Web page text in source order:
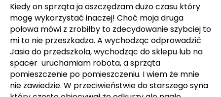
Kiedy on sprząta ja oszczędzam dużo czasu który
mogę wykorzystać inaczej! Choć moja druga
połowa mówi z zrobiłby to zdecydowanie szybciej to
mi to nie przeszkadza. A wychodząc odprowadzić
Jasia do przedszkola, wychodząc do sklepu lub na
spacer uruchamiam robota, a sprząta
pomieszczenie po pomieszczeniu. I wiem że mnie
nie zawiedzie. W przeciwieństwie do starszego syna